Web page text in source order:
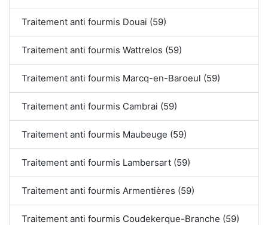
Traitement anti fourmis Douai (59)
Traitement anti fourmis Wattrelos (59)
Traitement anti fourmis Marcq-en-Baroeul (59)
Traitement anti fourmis Cambrai (59)
Traitement anti fourmis Maubeuge (59)
Traitement anti fourmis Lambersart (59)
Traitement anti fourmis Armentières (59)
Traitement anti fourmis Coudekerque-Branche (59)